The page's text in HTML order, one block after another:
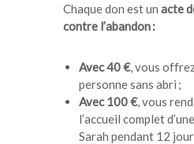
Chaque don est un acte
contre l’abandon :
Avec 40 €, vous
personne sans abri ;
Avec 100 €, vous
l’accueil complet
Sarah pendant 12